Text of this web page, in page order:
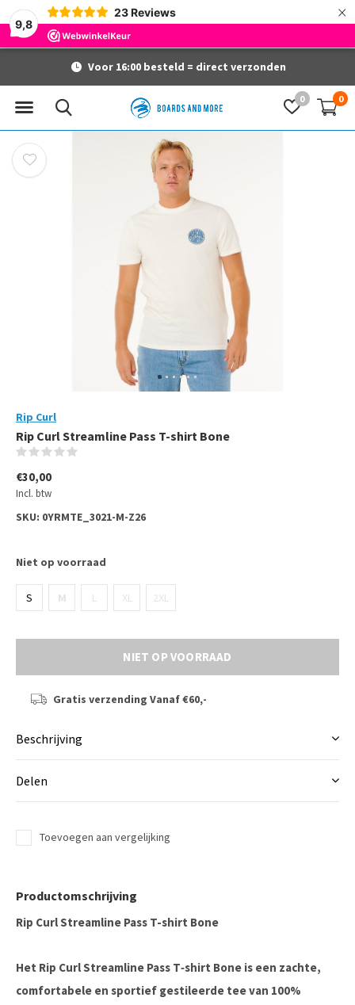
9,8
23 Reviews ×
0 0
Voor 16:00 besteld = direct verzonden
Rip Curl
Rip Curl Streamline Pass T-shirt Bone
€30,00
Incl. btw
SKU: 0YRMTE_3021-M-Z26
Niet op voorraad
S M L XL 2XL
NIET OP VOORRAAD
Gratis verzending Vanaf €60,-
Beschrijving
Delen
Toevoegen aan vergelijking
Productomschrijving
Rip Curl Streamline Pass T-shirt Bone
Het Rip Curl Streamline Pass T‑shirt Bone is een zachte,
comfortabele en sportief gestileerde tee van 100%